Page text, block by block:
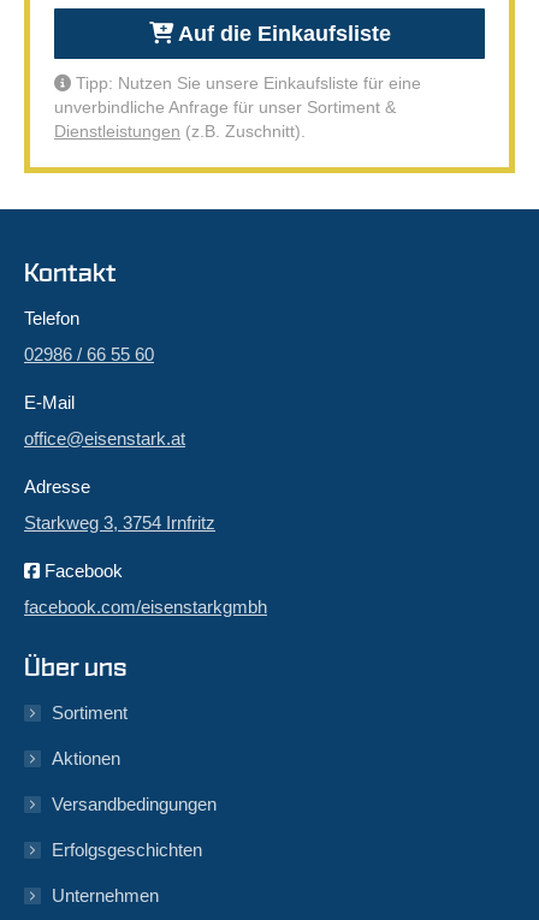
Auf die Einkaufsliste
Tipp: Nutzen Sie unsere Einkaufsliste für eine
unverbindliche Anfrage für unser Sortiment &
Dienstleistungen (z.B. Zuschnitt).
Kontakt
Telefon
02986 / 66 55 60
E-Mail
office@eisenstark.at
Adresse
Starkweg 3, 3754 Irnfritz
Facebook
facebook.com/eisenstarkgmbh
Über uns
Sortiment
Aktionen
Versandbedingungen
Erfolgsgeschichten
Unternehmen